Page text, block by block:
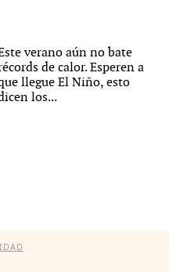
verano aún no bate
de calor. Esperen a
llegue El Niño, esto
los...